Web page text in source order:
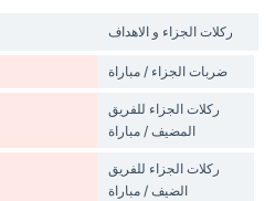
‏ركلات الجزاء و الاهداف
ضربات الجزاء / مباراة
‏ركلات الجزاء للفريق
المضيف / مباراة
‏ركلات الجزاء للفريق
الضيف / مباراة